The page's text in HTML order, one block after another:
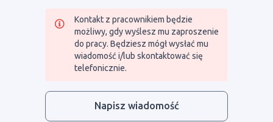
Kontakt z pracownikiem będzie
możliwy, gdy wyślesz mu zaproszenie
do pracy. Będziesz mógł wysłać mu
wiadomość i/lub skontaktować się
telefonicznie.
Napisz wiadomość